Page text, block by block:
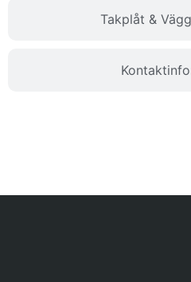
Takplåt &